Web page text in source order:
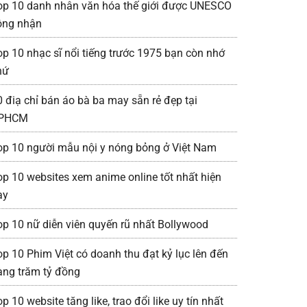
10 danh nhân văn hóa thế giới được UNESCO
nhận
10 nhạc sĩ nổi tiếng trước 1975 bạn còn nhớ
điạ chỉ bán áo bà ba may sẵn rẻ đẹp tại
10 người mẫu nội y nóng bỏng ở Việt Nam
10 websites xem anime online tốt nhất hiện
10 nữ diễn viên quyến rũ nhất Bollywood
10 Phim Việt có doanh thu đạt kỷ lục lên đến
trăm tỷ đồng
10 website tăng like, trao đổi like uy tín nhất